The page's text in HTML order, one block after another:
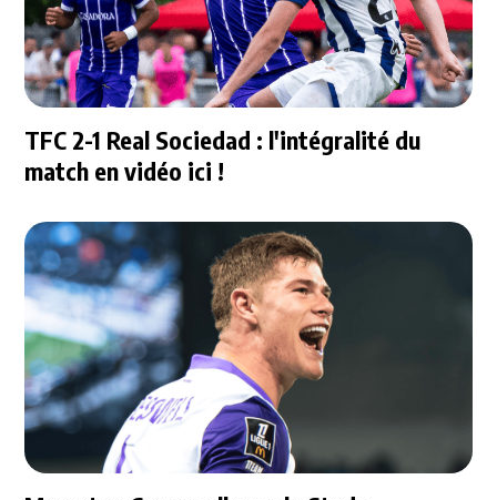
TFC 2-1 Real Sociedad : l'intégralité du
match en vidéo ici !